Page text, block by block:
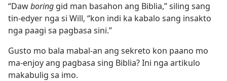
“Dawboring gid man basahon ang Biblia,” siling sang
tin-edyer nga si Will, “kon indi ka kabalo sang insakto
nga paagi sa pagbasa sini.”
Gusto mo bala mabal-an ang sekreto kon paano mo
ma-enjoy ang pagbasa sing Biblia? Ini nga artikulo
makabulig sa imo.